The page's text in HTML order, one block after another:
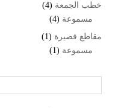
خطب الجمعة (4)
مسموعة (4)
مقاطع قصيرة (1)
مسموعة (1)